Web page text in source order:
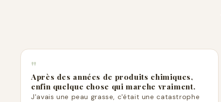
"
Après des années de produits chimiques,
enfin quelque chose qui marche vraiment.
J'avais une peau grasse, c'était une catastrophe